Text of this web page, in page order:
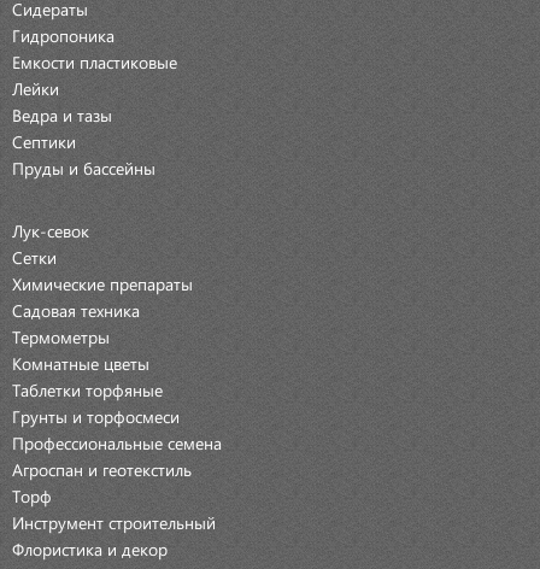
Сидераты
Гидропоника
Емкости пластиковые
Лейки
Ведра и тазы
Септики
Пруды и бассейны
Лук-севок
Сетки
Химические препараты
Садовая техника
Термометры
Комнатные цветы
Таблетки торфяные
Грунты и торфосмеси
Профессиональные семена
Агроспан и геотекстиль
Торф
Инструмент строительный
Флористика и декор